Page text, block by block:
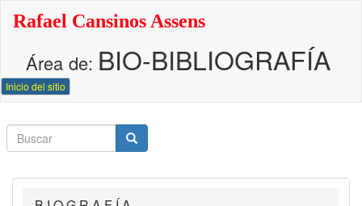
principal
Rafael Cansinos Assens
Área de: BIO-BIBLIOGRAFÍA
Inicio del sitio
Buscar
Buscar
Buscar